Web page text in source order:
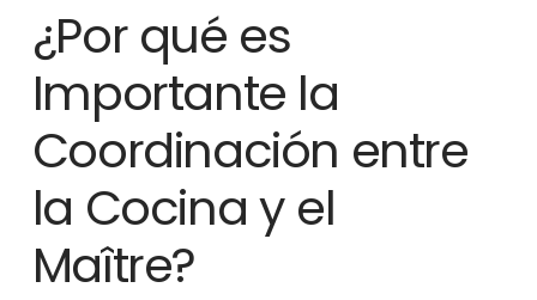
¿Por qué es
Importante la
Coordinación entre
la Cocina y el
Maître?